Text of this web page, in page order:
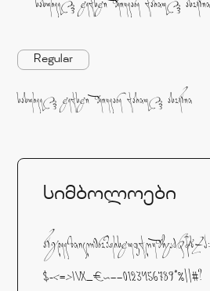
Regular
სასურველი ტექსტი შეიყვანე ქართული ასოებით
სიმბოლოები
$-<=>IVX_€~–—0123456789*%\\#?